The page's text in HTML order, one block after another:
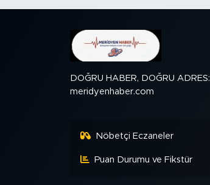
DOĞRU HABER, DOĞRU ADRES:
meridyenhaber.com
Nöbetçi Eczaneler
Puan Durumu ve Fikstür